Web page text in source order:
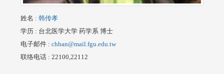
姓名 : 韩传孝
学历 : 台北医学大学 药学系 博士
电子邮件 : chhan@mail.fgu.edu.tw
联络电话 : 22100,22112